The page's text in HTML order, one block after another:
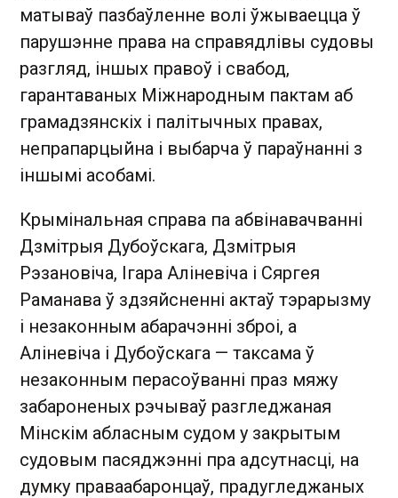
матываў пазбаўленне волі ўжываецца ў
парушэнне права на справядлівы судовы
разгляд, іншых правоў і свабод,
гарантаваных Міжнародным пактам аб
грамадзянскіх і палітычных правах,
непрапарцыйна і выбарча ў параўнанні з
іншымі асобамі.
Крымінальная справа па абвінавачванні
Дзмітрыя Дубоўскага, Дзмітрыя
Рэзановіча, Ігара Аліневіча і Сяргея
Раманава ў здзяйсненні актаў тэрарызму
і незаконным абарачэнні зброі, а
Аліневіча і Дубоўскага — таксама ў
незаконным перасоўванні праз мяжу
забароненых рэчываў разгледжаная
Мінскім абласным судом у закрытым
судовым пасяджэнні пра адсутнасці, на
думку праваабаронцаў, прадугледжаных